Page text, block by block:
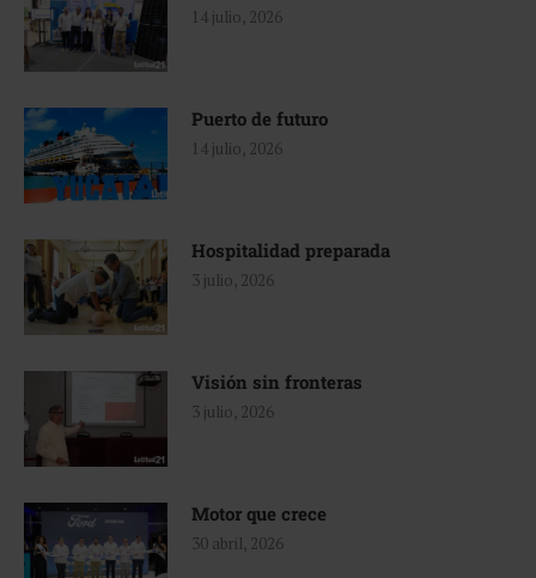
14 julio, 2026
Puerto de futuro
14 julio, 2026
Hospitalidad preparada
3 julio, 2026
Visión sin fronteras
3 julio, 2026
Motor que crece
30 abril, 2026